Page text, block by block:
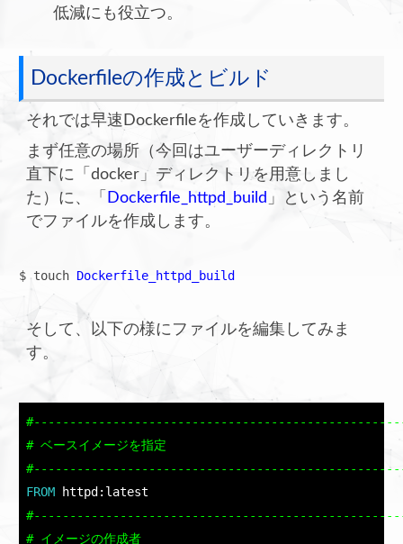
低減にも役立つ。
Dockerfileの作成とビルド
それでは早速Dockerfileを作成していきます。
まず任意の場所（今回はユーザーディレクトリ
直下に「docker」ディレクトリを用意しまし
た）に、「 Dockerfile_httpd_build 」という名前
でファイルを作成します。
$ touch Dockerfile_httpd_build
そして、以下の様にファイルを編集してみま
す。
# ベースイメージを指定
FROM httpd:latest
# イメージの作成者